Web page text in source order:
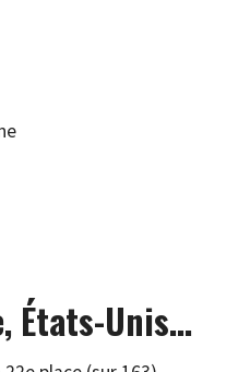
États-Unis…